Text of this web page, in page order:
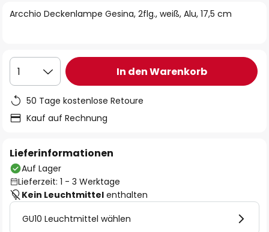
Arcchio Deckenlampe Gesina, 2flg., weiß, Alu, 17,5 cm
1 In den Warenkorb
50 Tage kostenlose Retoure
Kauf auf Rechnung
Lieferinformationen
Auf Lager
Lieferzeit: 1 - 3 Werktage
Kein Leuchtmittel enthalten
GU10 Leuchtmittel wählen